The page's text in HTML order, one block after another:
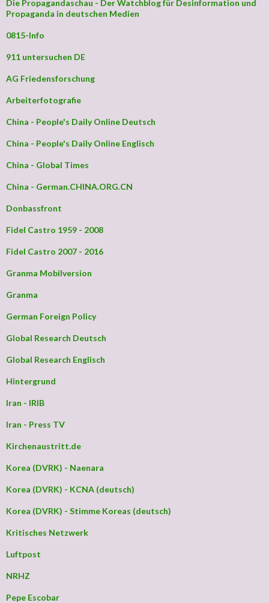
Die Propagandaschau - Der Watchblog für Desinformation und
Propaganda in deutschen Medien
0815-Info
911 untersuchen DE
AG Friedensforschung
Arbeiterfotografie
China - People's Daily Online Deutsch
China - People's Daily Online Englisch
China - Global Times
China - German.CHINA.ORG.CN
Donbassfront
Fidel Castro 1959 - 2008
Fidel Castro 2007 - 2016
Granma Mobilversion
Granma
German Foreign Policy
Global Research Deutsch
Global Research Englisch
Hintergrund
Iran - IRIB
Iran - Press TV
Kirchenaustritt.de
Korea (DVRK) - Naenara
Korea (DVRK) - KCNA (deutsch)
Korea (DVRK) - Stimme Koreas (deutsch)
Kritisches Netzwerk
Luftpost
NRHZ
Pepe Escobar